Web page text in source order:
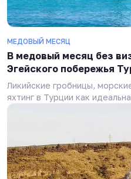
МЕДОВЫЙ МЕСЯЦ
В медовый месяц без
Эгейского побережья
Ликийские гробницы,
яхтинг в Турции как